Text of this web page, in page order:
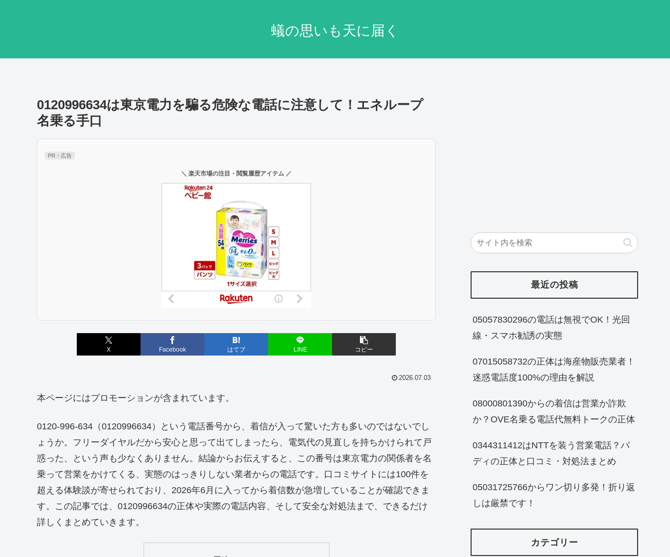
蟻の思いも天に届く
0120996634は東京電力を騙る危険な電話に注意して！エネループ
名乗る手口
PR・広告
＼ 楽天市場の注目・閲覧履歴アイテム ／
X Facebook はてブ LINE コピー
2026.07.03
本ページにはプロモーションが含まれています。
0120-996-634（0120996634）という電話番号から、着信が入って驚いた方も多いのではないでし
ょうか。フリーダイヤルだから安心と思って出てしまったら、電気代の見直しを持ちかけられて戸
惑った、という声も少なくありません。結論からお伝えすると、この番号は東京電力の関係者を名
乗って営業をかけてくる、実態のはっきりしない業者からの電話です。口コミサイトには100件を
超える体験談が寄せられており、2026年6月に入ってから着信数が急増していることが確認できま
す。この記事では、0120996634の正体や実際の電話内容、そして安全な対処法まで、できるだけ
詳しくまとめていきます。
最近の投稿
05057830296の電話は無視でOK！光回
線・スマホ勧誘の実態
07015058732の正体は海産物販売業者！
迷惑電話度100%の理由を解説
08000801390からの着信は営業か詐欺
か？OVE名乗る電話代無料トークの正体
0344311412はNTTを装う営業電話？バ
ディの正体と口コミ・対処法まとめ
05031725766からワン切り多発！折り返
しは厳禁です！
カテゴリー